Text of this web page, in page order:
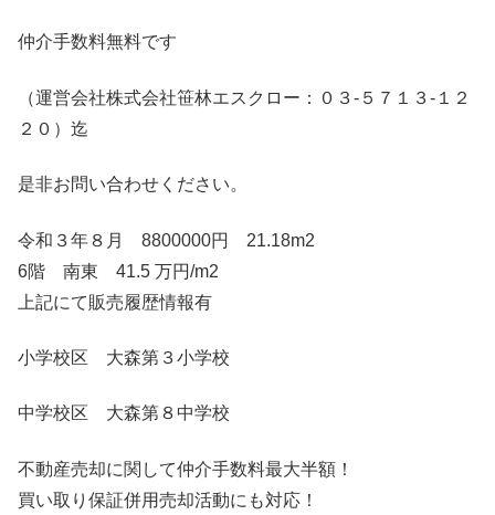
仲介手数料無料です
（運営会社株式会社笹林エスクロー：０３-５７１３-１２
２０）迄
是非お問い合わせください。
令和３年８月 8800000円 21.18m2
6階 南東 41.5 万円/m2
上記にて販売履歴情報有
小学校区 大森第３小学校
中学校区 大森第８中学校
不動産売却に関して仲介手数料最大半額！
買い取り保証併用売却活動にも対応！